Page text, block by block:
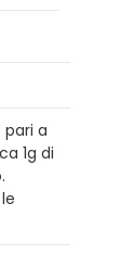
pari a
1g di